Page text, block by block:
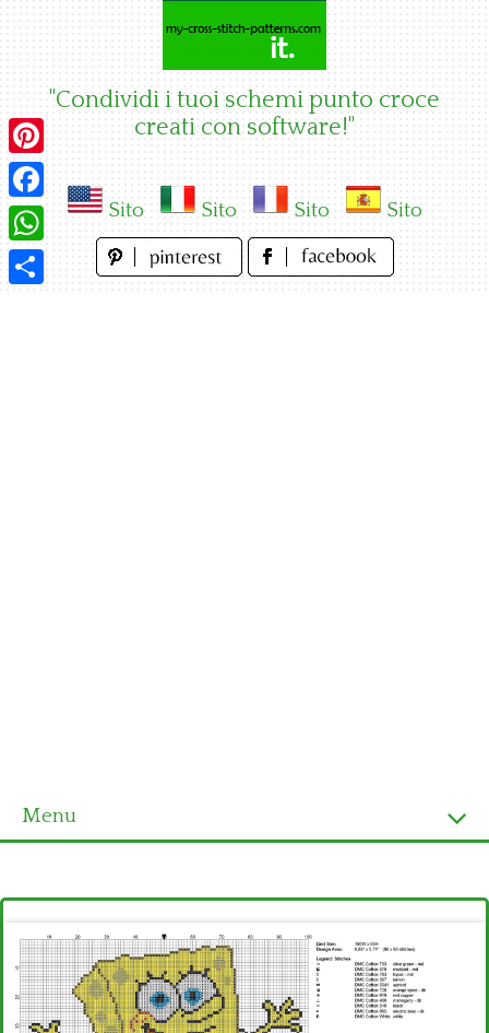
"Condividi i tuoi schemi punto croce
creati con software!"
Sito Sito Sito Sito
Menu
Ultimi schemi
Alfabeto
Bambini
Pinterest
Facebook
WhatsApp